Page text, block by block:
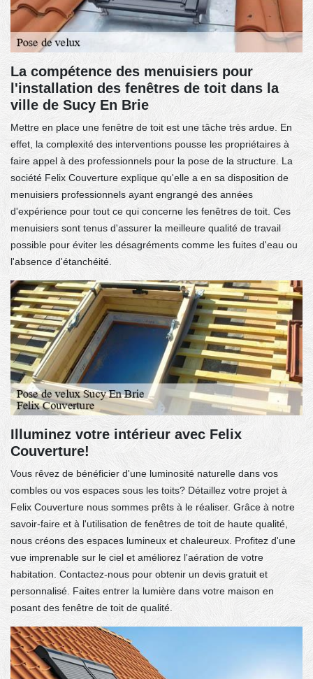
La compétence des menuisiers pour
l'installation des fenêtres de toit dans la
ville de Sucy En Brie
Mettre en place une fenêtre de toit est une tâche très ardue. En
effet, la complexité des interventions pousse les propriétaires à
faire appel à des professionnels pour la pose de la structure. La
société Felix Couverture explique qu'elle a en sa disposition de
menuisiers professionnels ayant engrangé des années
d'expérience pour tout ce qui concerne les fenêtres de toit. Ces
menuisiers sont tenus d'assurer la meilleure qualité de travail
possible pour éviter les désagréments comme les fuites d'eau ou
l'absence d'étanchéité.
Illuminez votre intérieur avec Felix
Couverture!
Vous rêvez de bénéficier d'une luminosité naturelle dans vos
combles ou vos espaces sous les toits? Détaillez votre projet à
Felix Couverture nous sommes prêts à le réaliser. Grâce à notre
savoir-faire et à l'utilisation de fenêtres de toit de haute qualité,
nous créons des espaces lumineux et chaleureux. Profitez d'une
vue imprenable sur le ciel et améliorez l'aération de votre
habitation. Contactez-nous pour obtenir un devis gratuit et
personnalisé. Faites entrer la lumière dans votre maison en
posant des fenêtre de toit de qualité.